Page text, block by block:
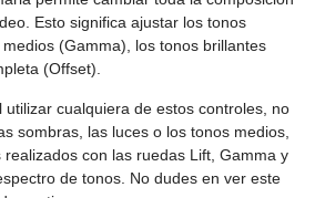
Esto significa ajustar los tonos
(Gamma), los tonos brillantes
(Offset).
utilizar cualquiera de estos controles, no
sombras, las luces o los tonos medios,
con las ruedas Lift, Gamma y
de tonos. No dudes en ver este